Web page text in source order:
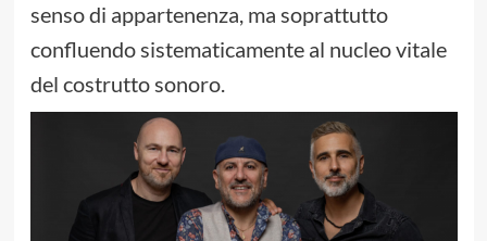
senso di appartenenza, ma soprattutto
confluendo sistematicamente al nucleo vitale
del costrutto sonoro.